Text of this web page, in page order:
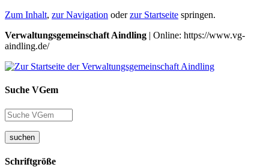
Zum Inhalt, zur Navigation oderzur Startseite springen.
Verwaltungsgemeinschaft Aindling | Online: https://www.vg-
aindling.de/
Suche VGem
suchen
Schriftgröße